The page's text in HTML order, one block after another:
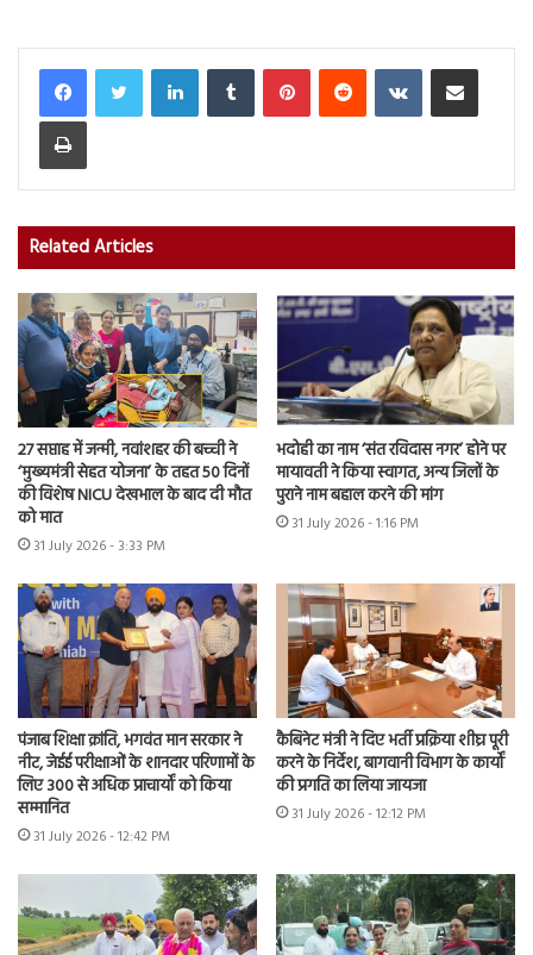
LinkedInTumblr PinterestReddit VKontakteShare via Email
Print
Related Articles
27 सप्ताह में जन्मी, नवांशहर की बच्ची ने
‘मुख्यमंत्री सेहत योजना’ के तहत 50 दिनों
की विशेष NICU देखभाल के बाद दी मौत
को मात
31 July 2026 - 3:33 PM
भदोही का नाम ‘संत रविदास नगर’ होने पर
मायावती ने किया स्वागत, अन्य जिलों के
पुराने नाम बहाल करने की मांग
31 July 2026 - 1:16 PM
पंजाब शिक्षा क्रांति, भगवंत मान सरकार ने
नीट, जेईई परीक्षाओं के शानदार परिणामों के
लिए 300 से अधिक प्राचार्यों को किया
सम्मानित
31 July 2026 - 12:42 PM
कैबिनेट मंत्री ने दिए भर्ती प्रक्रिया शीघ्र पूरी
करने के निर्देश, बागवानी विभाग के कार्यों
की प्रगति का लिया जायजा
31 July 2026 - 12:12 PM